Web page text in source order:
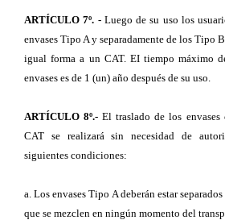
ARTÍCULO 7º. -Luego de su uso los
envases Tipo A y separadamente de los Tipo
igual forma a un CAT. EI tiempo máximo
envases es de 1 (un) año después de su uso.
ARTÍCULO 8º.- El traslado de los envases
CAT se realizará sin necesidad de
siguientes condiciones:
a. Los envases Tipo A deberán estar
que se mezclen en ningún momento del